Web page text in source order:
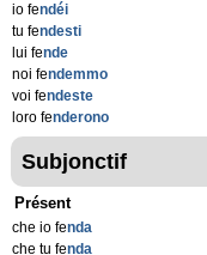
io fendéi
tu fendesti
lui fende
noi fendemmo
voi fendeste
loro fenderono
Subjonctif
Présent
che io fenda
che tu fenda